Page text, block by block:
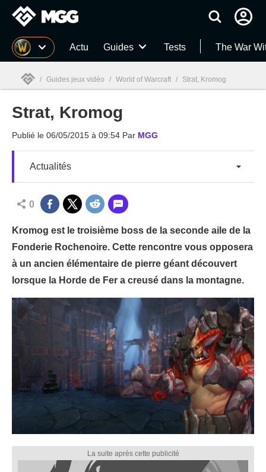
MGG Actu Guides Tests The War
MGG
/ Guides jeux vidéo / World of Warcraft / Strat, Kromog
Strat, Kromog
Publié le 06/05/2015 à 09:54 Par MGG
Actualités
0
Kromog est le troisième boss de la seconde aile de la
Fonderie Rochenoire. Cette rencontre vous opposera
à un ancien élémentaire de pierre géant découvert
lorsque la Horde de Fer a creusé dans la montagne.